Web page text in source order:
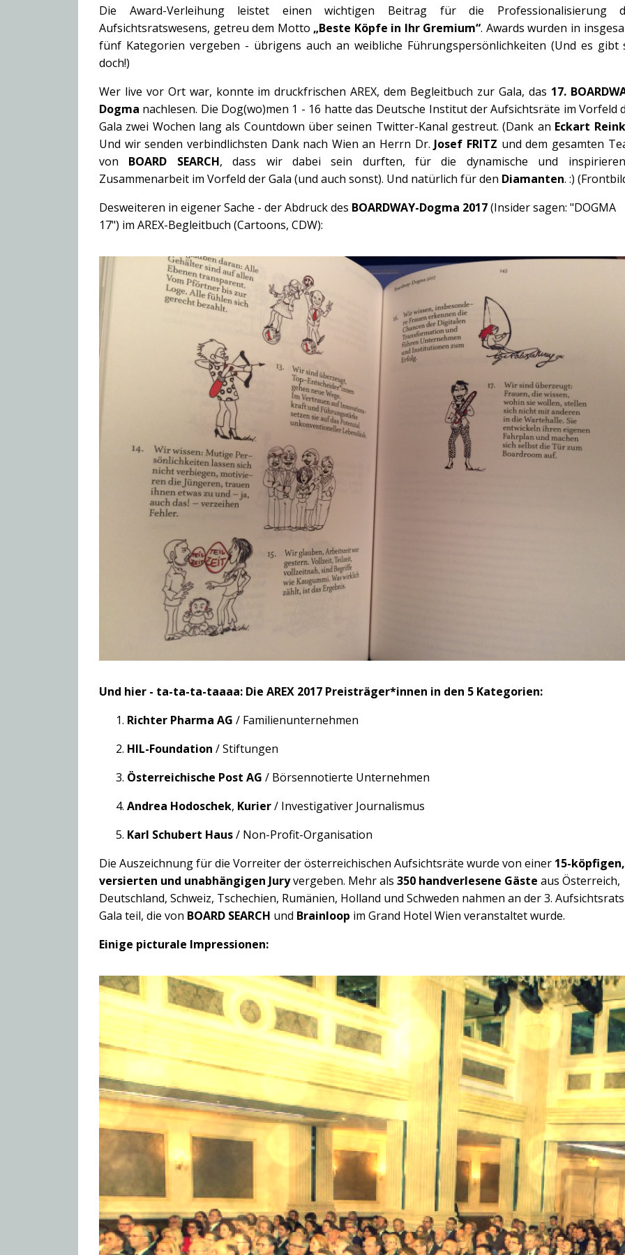
Die Award-Verleihung leistet einen wichtigen Beitrag für die Professionalisierung
Aufsichtsratswesens, getreu dem Motto „Beste Köpfe in Ihr Gremium“. Awards wurden in
fünf Kategorien vergeben - übrigens auch an weibliche Führungspersönlichkeiten (Und es gibt
doch!)
Wer live vor Ort war, konnte im druckfrischen AREX, dem Begleitbuch zur Gala, das 17.
Dogma nachlesen. Die Dog(wo)men 1 - 16 hatte das Deutsche Institut der Aufsichtsräte im Vorfeld
Gala zwei Wochen lang als Countdown über seinen Twitter-Kanal gestreut. (Dank an Eckart
Und wir senden verbindlichsten Dank nach Wien an Herrn Dr. Josef FRITZ und dem gesamten
von BOARD SEARCH, dass wir dabei sein durften, für die dynamische und
Zusammenarbeit im Vorfeld der Gala (und auch sonst). Und natürlich für den Diamanten. :)
Desweiteren in eigener Sache - der Abdruck des BOARDWAY-Dogma 2017(Insider sagen: "DOGMA
17") im AREX-Begleitbuch (Cartoons, CDW):
Und hier - ta-ta-ta-taaaa: Die AREX 2017 Preisträger*innen in den 5 Kategorien:
Richter Pharma AG / Familienunternehmen
HIL-Foundation / Stiftungen
Österreichische Post AG / Börsennotierte Unternehmen
Andrea Hodoschek, Kurier/ Investigativer Journalismus
Karl Schubert Haus/ Non-Profit-Organisation
Die Auszeichnung für die Vorreiter der österreichischen Aufsichtsräte wurde von einer 15-köpfigen,
versierten und unabhängigen Juryvergeben. Mehr als 350 handverlesene Gäste aus Österreich,
Deutschland, Schweiz, Tschechien, Rumänien, Holland und Schweden nahmen an der 3.
Gala teil, die von BOARD SEARCH und Brainloop im Grand Hotel Wien veranstaltet wurde.
Einige picturale Impressionen: